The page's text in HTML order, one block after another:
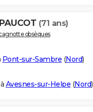
(71 ans)
obsèques
Pont-sur-Sambre (Nord)
Avesnes-sur-Helpe (Nord)